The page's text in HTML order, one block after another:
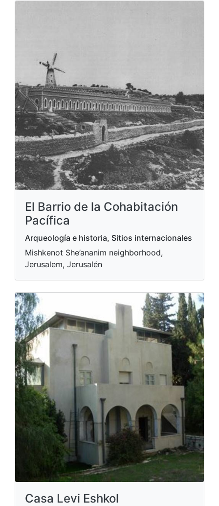
El Barrio de la Cohabitación
Pacífica
Arqueología e historia, Sitios internacionales
Mishkenot She’ananim neighborhood,
Jerusalem, Jerusalén
Casa Levi Eshkol